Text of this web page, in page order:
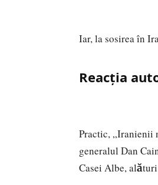
Iar, la sosirea în
Reacția
Practic, „Iranienii
generalul Dan
Casei Albe,